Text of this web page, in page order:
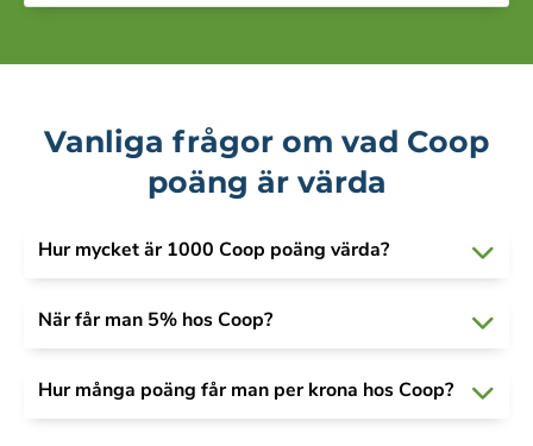
Vanliga frågor om vad Coop
poäng är värda
Hur mycket är 1000 Coop poäng värda?
När får man 5% hos Coop?
Hur många poäng får man per krona hos Coop?